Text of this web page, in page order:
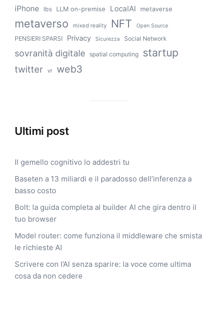
iPhone lbs LLM on-premise LocalAI metaverse
metaverso mixed reality NFT Open Source
PENSIERI SPARSI Privacy Sicurezza Social Network
sovranità digitale spatial computing startup
twitter vr web3
Ultimi post
Il gemello cognitivo lo addestri tu
Baseten a 13 miliardi e il paradosso dell’inferenza a
basso costo
Bolt: la guida completa al builder AI che gira dentro il
tuo browser
Model router: come funziona il middleware che smista
le richieste AI
Scrivere con l’AI senza sparire: la voce come ultima
cosa da non cedere